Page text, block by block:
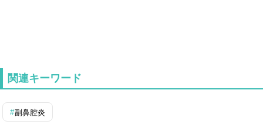
関連キーワード
副鼻腔炎